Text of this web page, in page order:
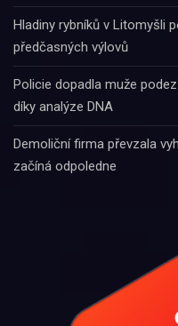
Hladiny rybníků v Litomyšli
předčasných výlovů
Policie dopadla muže
díky analýze DNA
Demoliční firma převzala
začíná odpoledne